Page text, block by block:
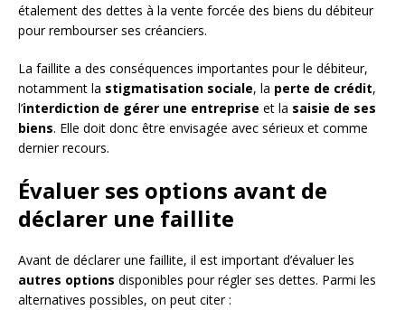
étalement des dettes à la vente forcée des biens du débiteur
pour rembourser ses créanciers.
La faillite a des conséquences importantes pour le débiteur,
notamment la stigmatisation sociale, la perte de crédit,
l’interdiction de gérer une entreprise et la saisie de ses
biens. Elle doit donc être envisagée avec sérieux et comme
dernier recours.
Évaluer ses options avant de
déclarer une faillite
Avant de déclarer une faillite, il est important d’évaluer les
autres options disponibles pour régler ses dettes. Parmi les
alternatives possibles, on peut citer :